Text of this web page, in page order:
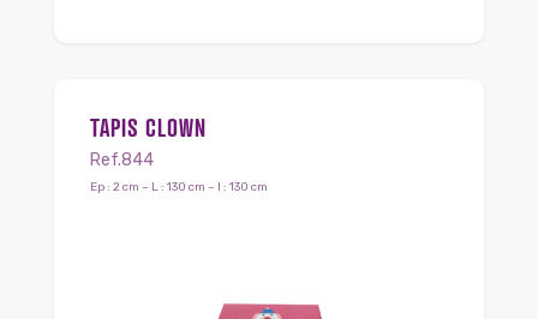
TAPIS CLOWN
Ref.844
Ep : 2 cm – L : 130 cm – l : 130 cm